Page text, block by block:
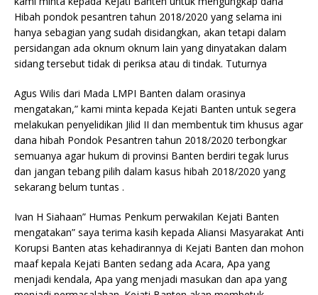
Hibah pondok pesantren tahun 2018/2020 yang selama ini
hanya sebagian yang sudah disidangkan, akan tetapi dalam
persidangan ada oknum oknum lain yang dinyatakan dalam
sidang tersebut tidak di periksa atau di tindak. Tuturnya
Agus Wilis dari Mada LMPI Banten dalam orasinya
mengatakan,” kami minta kepada Kejati Banten untuk segera
melakukan penyelidikan Jilid II dan membentuk tim khusus agar
dana hibah Pondok Pesantren tahun 2018/2020 terbongkar
semuanya agar hukum di provinsi Banten berdiri tegak lurus
dan jangan tebang pilih dalam kasus hibah 2018/2020 yang
sekarang belum tuntas .
Ivan H Siahaan” Humas Penkum perwakilan Kejati Banten
mengatakan” saya terima kasih kepada Aliansi Masyarakat Anti
Korupsi Banten atas kehadirannya di Kejati Banten dan mohon
maaf kepala Kejati Banten sedang ada Acara, Apa yang
menjadi kendala, Apa yang menjadi masukan dan apa yang